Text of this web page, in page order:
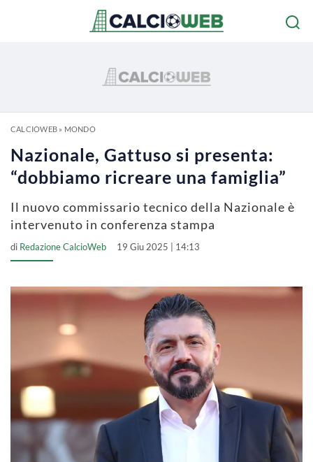
CALCIOWEB» MONDO
Nazionale, Gattuso si presenta:
“dobbiamo ricreare una famiglia”
Il nuovo commissario tecnico della Nazionale è
intervenuto in conferenza stampa
di Redazione CalcioWeb 19 Giu 2025 | 14:13